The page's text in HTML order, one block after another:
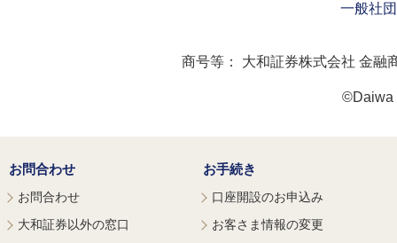
一般社
商号等： 大和証券株式会社 金融
©Daiwa
お問合わせ
お問合わせ
大和証券以外の窓口
お手続き
口座開設のお申込み
お客さま情報の変更